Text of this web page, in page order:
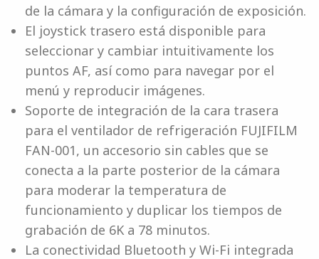
de la cámara y la configuración de exposición.
El joystick trasero está disponible para
seleccionar y cambiar intuitivamente los
puntos AF, así como para navegar por el
menú y reproducir imágenes.
Soporte de integración de la cara trasera
para el ventilador de refrigeración FUJIFILM
FAN-001, un accesorio sin cables que se
conecta a la parte posterior de la cámara
para moderar la temperatura de
funcionamiento y duplicar los tiempos de
grabación de 6K a 78 minutos.
La conectividad Bluetooth y Wi-Fi integrada